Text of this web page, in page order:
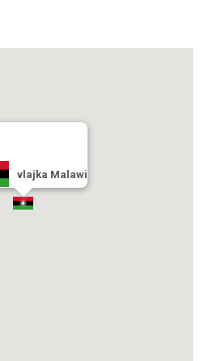
vlajka Malawi